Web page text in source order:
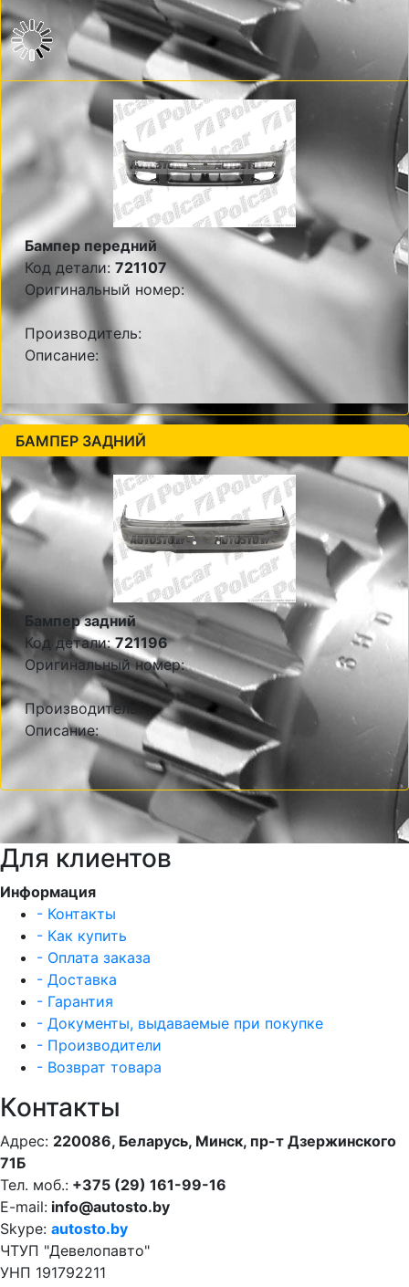
Бампер передний
Код детали: 721107
Оригинальный номер:
Производитель:
Описание:
БАМПЕР ЗАДНИЙ
Бампер задний
Код детали:721196
Оригинальный номер:
Производитель:
Описание:
Для клиентов
Информация
- Контакты
- Как купить
- Оплата заказа
- Доставка
- Гарантия
- Документы, выдаваемые при покупке
- Производители
- Возврат товара
Контакты
Адрес: 220086, Беларусь, Минск, пр-т Дзержинского
71Б
Тел. моб.: +375 (29) 161-99-16
E-mail: info@autosto.by
Skype: autosto.by
ЧТУП "Девелопавто"
УНП 191792211